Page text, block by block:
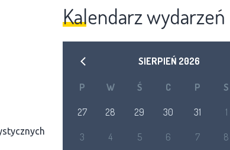
Kalendarz wydarzeń
SIERPIEŃ 2026
P W Ś C P S
27 28 29 30 31 1
3 4 5 6 7 8